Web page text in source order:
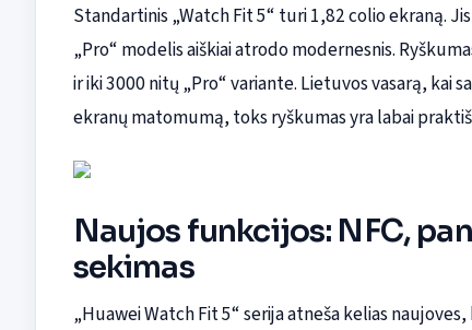
Standartinis „Watch Fit 5“ turi 1,82 colio ekraną.
„Pro“ modelis aiškiai atrodo modernesnis.
ir iki 3000 nitų „Pro“ variante. Lietuvos vasarą,
ekranų matomumą, toks ryškumas yra labai
Naujos funkcijos: NFC,
sekimas
„Huawei Watch Fit 5“ serija atneša kelias